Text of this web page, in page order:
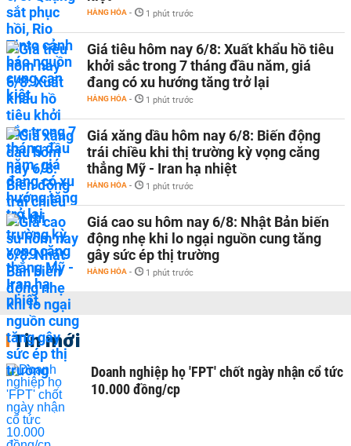
HÀNG HÓA - 1 phút trước
Giá tiêu hôm nay 6/8: Xuất khẩu hồ tiêu
khởi sắc trong 7 tháng đầu năm, giá
đang có xu hướng tăng trở lại
HÀNG HÓA - 1 phút trước
Giá xăng dầu hôm nay 6/8: Biến động
trái chiều khi thị trường kỳ vọng căng
thẳng Mỹ - Iran hạ nhiệt
HÀNG HÓA - 1 phút trước
Giá cao su hôm nay 6/8: Nhật Bản biến
động nhẹ khi lo ngại nguồn cung tăng
gây sức ép thị trường
HÀNG HÓA - 1 phút trước
Tin mới
Doanh nghiệp họ 'FPT' chốt ngày nhận cổ tức
10.000 đồng/cp